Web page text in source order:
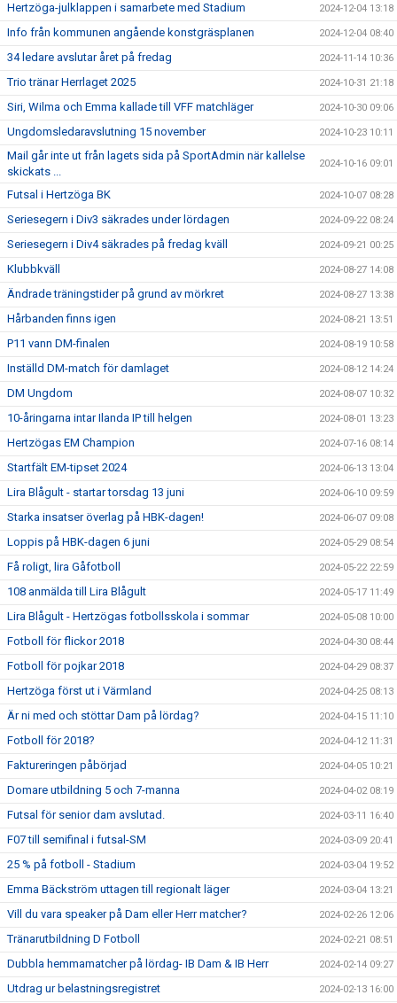
Hertzöga-julklappen i samarbete med Stadium 2024-12-04 13:18
Info från kommunen angående konstgräsplanen 2024-12-04 08:40
34 ledare avslutar året på fredag 2024-11-14 10:36
Trio tränar Herrlaget 2025 2024-10-31 21:18
Siri, Wilma och Emma kallade till VFF matchläger 2024-10-30 09:06
Ungdomsledaravslutning 15 november 2024-10-23 10:11
Mail går inte ut från lagets sida på SportAdmin när kallelse
skickats ...
2024-10-16 09:01
Futsal i Hertzöga BK 2024-10-07 08:28
Seriesegern i Div3 säkrades under lördagen 2024-09-22 08:24
Seriesegern i Div4 säkrades på fredag kväll 2024-09-21 00:25
Klubbkväll 2024-08-27 14:08
Ändrade träningstider på grund av mörkret 2024-08-27 13:38
Hårbanden finns igen 2024-08-21 13:51
P11 vann DM-finalen 2024-08-19 10:58
Inställd DM-match för damlaget 2024-08-12 14:24
DM Ungdom 2024-08-07 10:32
10-åringarna intar Ilanda IP till helgen 2024-08-01 13:23
Hertzögas EM Champion 2024-07-16 08:14
Startfält EM-tipset 2024 2024-06-13 13:04
Lira Blågult - startar torsdag 13 juni 2024-06-10 09:59
Starka insatser överlag på HBK-dagen! 2024-06-07 09:08
Loppis på HBK-dagen 6 juni 2024-05-29 08:54
Få roligt, lira Gåfotboll 2024-05-22 22:59
108 anmälda till Lira Blågult 2024-05-17 11:49
Lira Blågult - Hertzögas fotbollsskola i sommar 2024-05-08 10:00
Fotboll för flickor 2018 2024-04-30 08:44
Fotboll för pojkar 2018 2024-04-29 08:37
Hertzöga först ut i Värmland 2024-04-25 08:13
Är ni med och stöttar Dam på lördag? 2024-04-15 11:10
Fotboll för 2018? 2024-04-12 11:31
Faktureringen påbörjad 2024-04-05 10:21
Domare utbildning 5 och 7-manna 2024-04-02 08:19
Futsal för senior dam avslutad. 2024-03-11 16:40
F07 till semifinal i futsal-SM 2024-03-09 20:41
25 % på fotboll - Stadium 2024-03-04 19:52
Emma Bäckström uttagen till regionalt läger 2024-03-04 13:21
Vill du vara speaker på Dam eller Herr matcher? 2024-02-26 12:06
Tränarutbildning D Fotboll 2024-02-21 08:51
Dubbla hemmamatcher på lördag- IB Dam & IB Herr 2024-02-14 09:27
Utdrag ur belastningsregistret 2024-02-13 16:00